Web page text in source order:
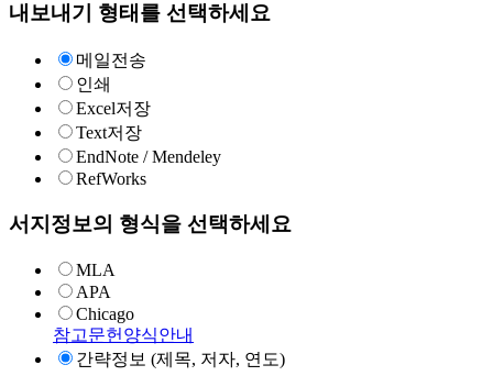
내보내기 형태를 선택하세요
메일전송
인쇄
Excel저장
Text저장
EndNote / Mendeley
RefWorks
서지정보의 형식을 선택하세요
MLA
APA
Chicago
참고문헌양식안내
간략정보 (제목, 저자, 연도)